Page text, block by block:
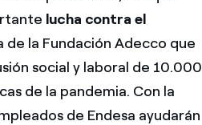
lucha contra el
de la Fundación Adecco que
social y laboral de 10.000
de la pandemia. Con la
de Endesa ayudarán